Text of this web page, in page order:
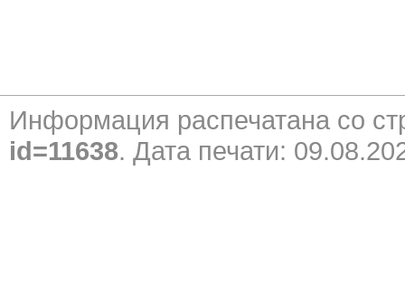
Информация распечатана со
id=11638. Дата печати: